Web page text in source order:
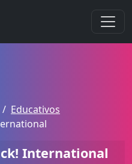
Educativos
International